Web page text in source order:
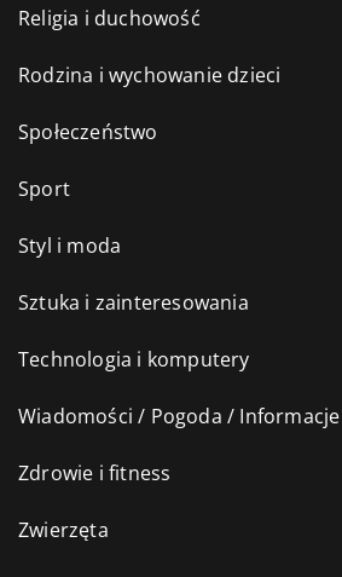
Religia i duchowość
Rodzina i wychowanie dzieci
Społeczeństwo
Sport
Styl i moda
Sztuka i zainteresowania
Technologia i komputery
Wiadomości / Pogoda / Informacje
Zdrowie i fitness
Zwierzęta